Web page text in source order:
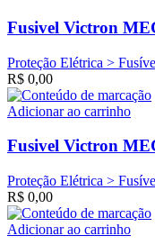
Fusivel Victron
Proteção Elétrica >
R$ 0,00
Adicionar ao carrinho
Fusivel Victron
Proteção Elétrica >
R$ 0,00
Adicionar ao carrinho